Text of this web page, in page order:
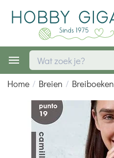
Home / Breien / Breiboeken